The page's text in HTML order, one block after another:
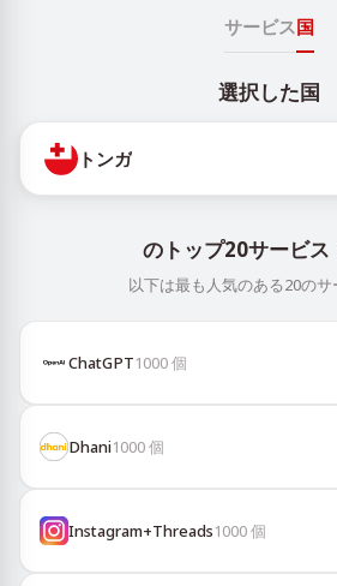
サービス国
選択した国
トンガ
のトップ20サービス
以下は最も人気のある20のサ
ChatGPT1000個
Dhani1000個
Instagram+Threads1000個